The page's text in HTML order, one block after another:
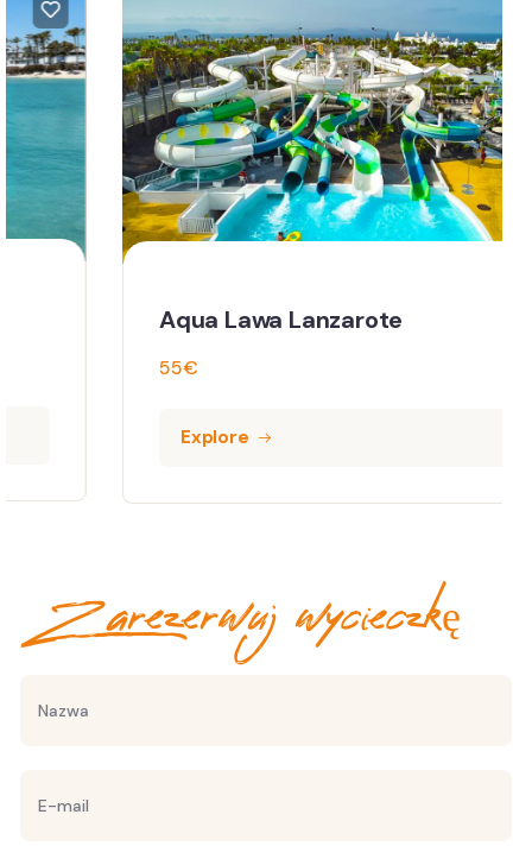
Aqua Lawa Lanzarote
Zarezerwuj wycieczkę